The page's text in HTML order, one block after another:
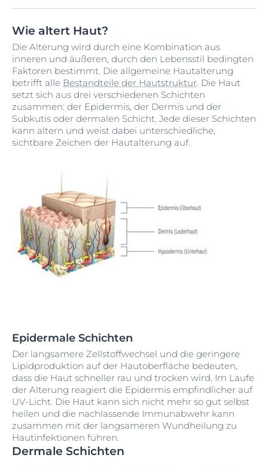
Wie altert Haut?
Die Alterung wird durch eine Kombination aus
inneren und äußeren, durch den Lebensstil bedingten
Faktoren bestimmt. Die allgemeine Hautalterung
betrifft alle Bestandteile der Hautstruktur. Die Haut
setzt sich aus drei verschiedenen Schichten
zusammen: der Epidermis, der Dermis und der
Subkutis oder dermalen Schicht. Jede dieser Schichten
kann altern und weist dabei unterschiedliche,
sichtbare Zeichen der Hautalterung auf.
Epidermale Schichten
Der langsamere Zellstoffwechsel und die geringere
Lipidproduktion auf der Hautoberfläche bedeuten,
dass die Haut schneller rau und trocken wird. Im Laufe
der Alterung reagiert die Epidermis empfindlicher auf
UV-Licht. Die Haut kann sich nicht mehr so gut selbst
heilen und die nachlassende Immunabwehr kann
zusammen mit der langsameren Wundheilung zu
Hautinfektionen führen.
Dermale Schichten